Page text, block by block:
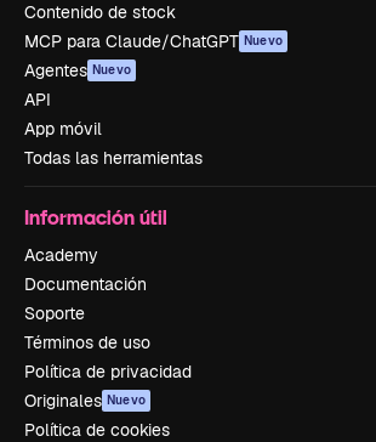
Contenido de stock
MCP para Claude/ChatGPT Nuevo
Agentes Nuevo
API
App móvil
Todas las herramientas
Información útil
Academy
Documentación
Soporte
Términos de uso
Política de privacidad
Originales Nuevo
Política de cookies